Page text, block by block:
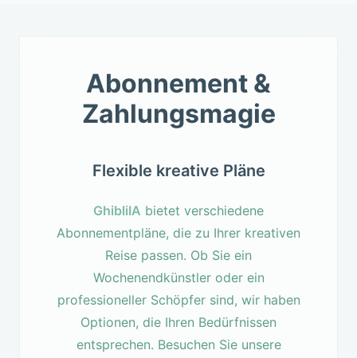
Abonnement &
Zahlungsmagie
Flexible kreative Pläne
GhibliIA bietet verschiedene
Abonnementpläne, die zu Ihrer kreativen
Reise passen. Ob Sie ein
Wochenendkünstler oder ein
professioneller Schöpfer sind, wir haben
Optionen, die Ihren Bedürfnissen
entsprechen. Besuchen Sie unsere